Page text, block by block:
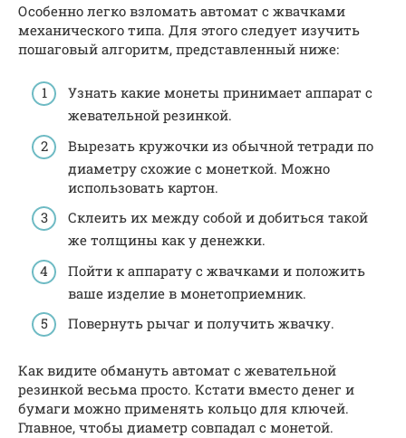
Особенно легко взломать автомат с жвачками
механического типа. Для этого следует изучить
пошаговый алгоритм, представленный ниже:
Узнать какие монеты принимает аппарат с
жевательной резинкой.
Вырезать кружочки из обычной тетради по
диаметру схожие с монеткой. Можно
использовать картон.
Склеить их между собой и добиться такой
же толщины как у денежки.
Пойти к аппарату с жвачками и положить
ваше изделие в монетоприемник.
Повернуть рычаг и получить жвачку.
Как видите обмануть автомат с жевательной
резинкой весьма просто. Кстати вместо денег и
бумаги можно применять кольцо для ключей.
Главное, чтобы диаметр совпадал с монетой.